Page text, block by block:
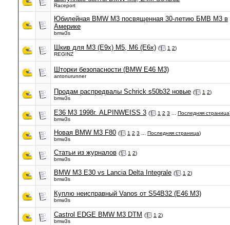
Raceport
Юбилейная BMW M3 посвященная 30-летию БМВ М3 в
Америке
bmw3s
Шкив для М3 (E9x) М5, М6 (E6x) ( 1 2)
REGINZ
Шторки безопасности (BMW E46 M3)
antonurunner
Продам распредвалы Schrick s50b32 новые ( 1 2)
bmw3s
E36 M3 1998г. ALPINWEISS 3 ( 1 2 3 Последняя страница
bmw3s
Новая BMW M3 F80 ( 1 2 3 Последняя страница)
bmw3s
Статьи из журналов ( 1 2)
bmw3s
BMW M3 E30 vs Lancia Delta Integrale ( 1 2)
bmw3s
Куплю неисправный Vanos от S54B32 (E46 M3)
bmw3s
Castrol EDGE BMW M3 DTM ( 1 2)
bmw3s